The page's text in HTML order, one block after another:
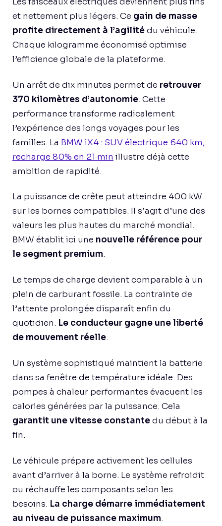
et nettement plus légers. Ce gain de masse
profite directement à l’agilitédu véhicule.
Chaque kilogramme économisé optimise
l’efficience globale de la plateforme.
Un arrêt de dix minutes permet de retrouver
370 kilomètres d’autonomie. Cette
performance transforme radicalement
l’expérience des longs voyages pour les
familles. La BMW iX4 : SUV électrique 640 km,
recharge 80% en 21 min illustre déjà cette
ambition de rapidité.
La puissance de crête peut atteindre 400 kW
sur les bornes compatibles. Il s’agit d’une des
valeurs les plus hautes du marché mondial.
BMW établit ici une nouvelle référence pour
le segment premium.
Le temps de charge devient comparable à un
plein de carburant fossile. La contrainte de
l’attente prolongée disparaît enfin du
quotidien. Le conducteur gagne une liberté
de mouvement réelle.
Un système sophistiqué maintient la batterie
dans sa fenêtre de température idéale. Des
pompes à chaleur performantes évacuent les
calories générées par la puissance. Cela
garantit une vitesse constantedu début à la
fin.
Le véhicule prépare activement les cellules
avant d’arriver à la borne. Le système refroidit
ou réchauffe les composants selon les
besoins. La charge démarre immédiatement
au niveau de puissance maximum.